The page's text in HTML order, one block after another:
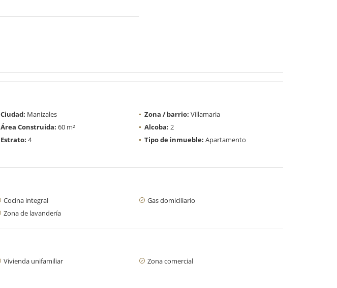
Ciudad: Manizales Zona / barrio: Villamaria
Área Construida: 60 m² Alcoba: 2
Estrato: 4 Tipo de inmueble: Apartamento
Cocina integral
Gas domiciliario
Zona de lavandería
Vivienda unifamiliar
Zona comercial